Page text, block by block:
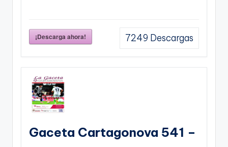
¡Descarga ahora! 7249 Descargas
Gaceta Cartagonova 541 –